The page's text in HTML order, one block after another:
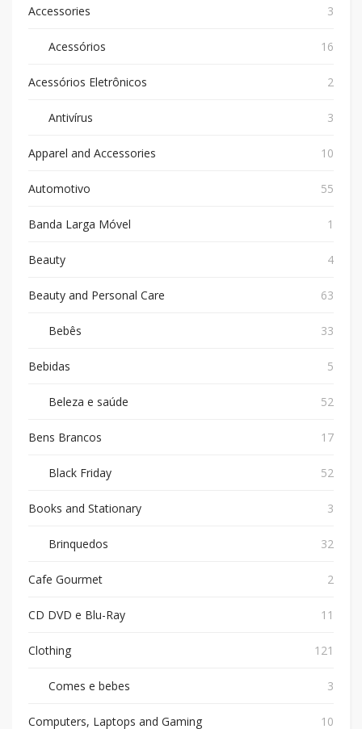
Accessories 3
Acessórios 16
Acessórios Eletrônicos 2
Antivírus 3
Apparel and Accessories 10
Automotivo 55
Banda Larga Móvel 1
Beauty 4
Beauty and Personal Care 63
Bebês 33
Bebidas 5
Beleza e saúde 52
Bens Brancos 17
Black Friday 52
Books and Stationary 3
Brinquedos 32
Cafe Gourmet 2
CD DVD e Blu-Ray 11
Clothing 121
Comes e bebes 3
Computers, Laptops and Gaming 10